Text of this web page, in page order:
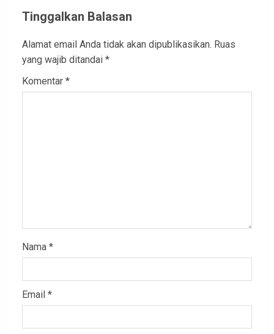
Tinggalkan Balasan
Alamat email Anda tidak akan dipublikasikan. Ruas
yang wajib ditandai *
Komentar *
Nama *
Email *